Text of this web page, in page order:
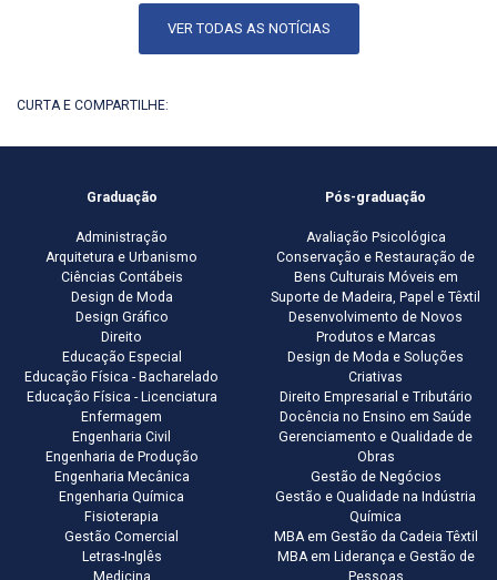
VER TODAS AS NOTÍCIAS
CURTA E COMPARTILHE:
Graduação
Administração
Arquitetura e Urbanismo
Ciências Contábeis
Design de Moda
Design Gráfico
Direito
Educação Especial
Educação Física - Bacharelado
Educação Física - Licenciatura
Enfermagem
Engenharia Civil
Engenharia de Produção
Engenharia Mecânica
Engenharia Química
Fisioterapia
Gestão Comercial
Letras-Inglês
Medicina
Pós-graduação
Avaliação Psicológica
Conservação e Restauração de
Bens Culturais Móveis em
Suporte de Madeira, Papel e Têxtil
Desenvolvimento de Novos
Produtos e Marcas
Design de Moda e Soluções
Criativas
Direito Empresarial e Tributário
Docência no Ensino em Saúde
Gerenciamento e Qualidade de
Obras
Gestão de Negócios
Gestão e Qualidade na Indústria
Química
MBA em Gestão da Cadeia Têxtil
MBA em Liderança e Gestão de
Pessoas